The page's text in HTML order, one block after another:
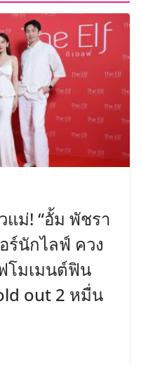
ม่! “อั้ม พัชรา
ร์นักไลฟ์ ควง
โมเมนต์ฟิน
out 2 หมื่น